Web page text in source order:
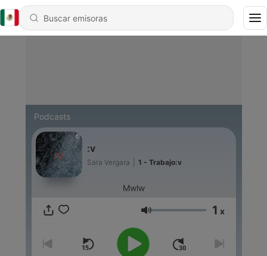
Podcasts
:v
Sara Vergara 1 - Trabajo:v
Mwlw
Volumen 1 x